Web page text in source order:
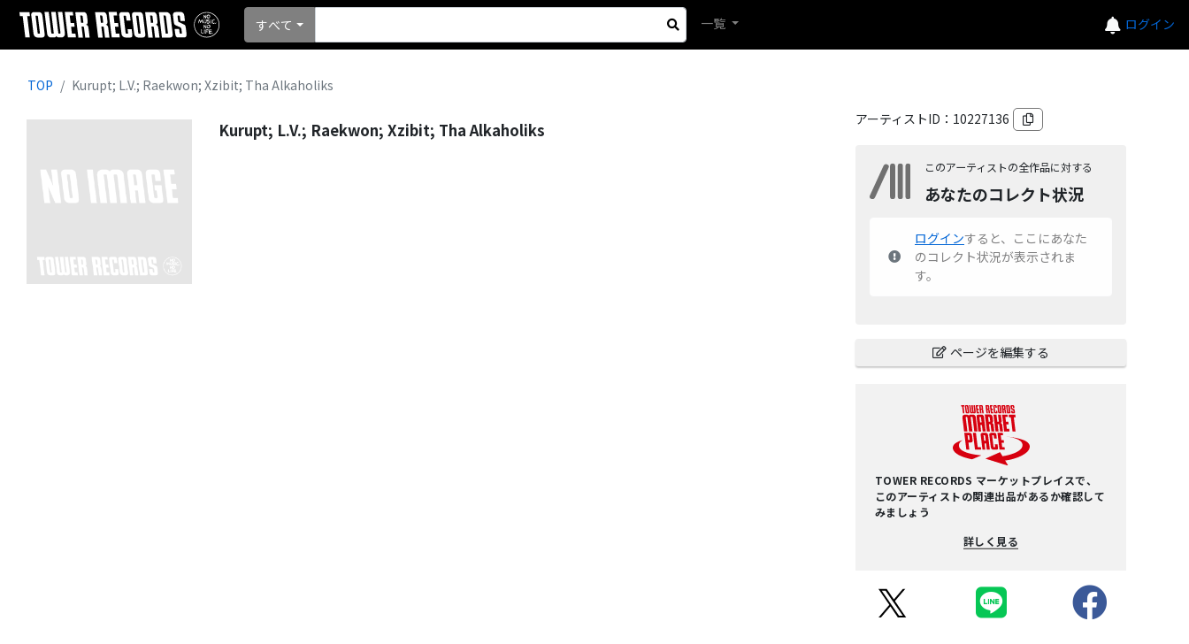
ログイン
すべて 一覧
TOP Kurupt; L.V.; Raekwon; Xzibit; Tha Alkaholiks
Kurupt; L.V.; Raekwon; Xzibit; Tha Alkaholiks
アーティストID： 10227136
このアーティストの全作品に対する
あなたのコレクト状況
ログインすると、ここにあなた
のコレクト状況が表示されま
す。
ページを編集する
TOWER RECORDS マーケットプレイスで、
このアーティストの関連出品があるか確認して
みましょう
詳しく見る